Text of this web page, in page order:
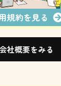
規約を見る
社概要をみる